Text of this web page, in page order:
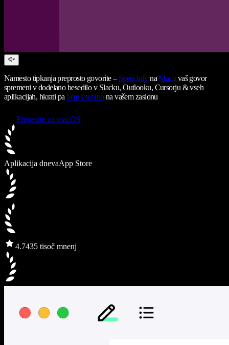
Namesto tipkanja preprosto govorite – SpeechifynaMacu vaš govor
spremeni v dodelano besedilo v Slacku, Outlooku, Cursorju & vseh
aplikacijah, hkrati pabere vsebinona vašem zaslonu
Prenesite za macOS
Aplikacija dnevaApp Store
4.7435 tisoč mnenj